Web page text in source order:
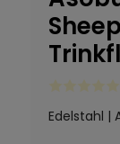
Edelstahl |